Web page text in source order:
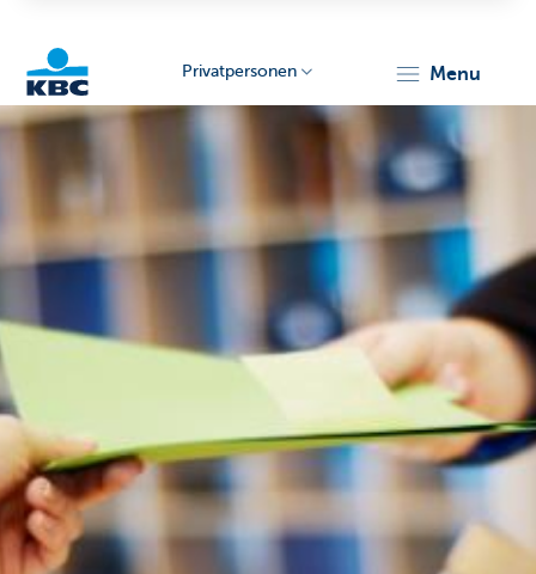
Particulieren
Privatpersonen menu